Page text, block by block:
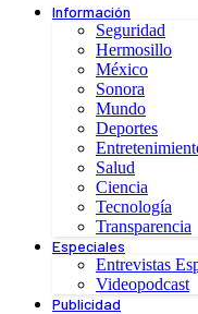
Información
Seguridad
Hermosillo
México
Sonora
Mundo
Deportes
Salud
Ciencia
Tecnología
Transparencia
Especiales
Entrevistas
Videopodcast
Publicidad